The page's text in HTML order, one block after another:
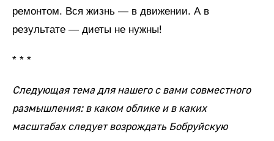
ремонтом. Вся жизнь — в движении. А в
результате — диеты не нужны!
* * *
Следующая тема для нашего с вами совместного
размышления: в каком облике и в каких
масштабах следует возрождать Бобруйскую